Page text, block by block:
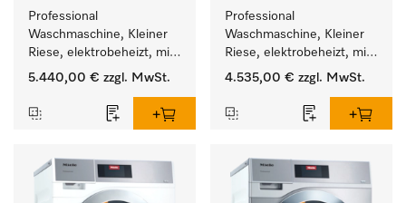
Professional
Waschmaschine, Kleiner
Riese, elektrobeheizt, mit
Ablaufpumpe und
Programmen.
Leistung 8 kg  in 49 min .
5.440,00 € zzgl. MwSt.
Professional
Waschmaschine, Kleiner
Riese, elektrobeheizt, mit
Ablaufventil und
Programmen.
Leistung 7 kg  in 49 min .
4.535,00 € zzgl. MwSt.